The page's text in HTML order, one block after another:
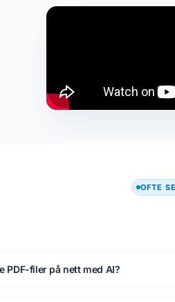
OFTE
PDF-filer på nett med AI?